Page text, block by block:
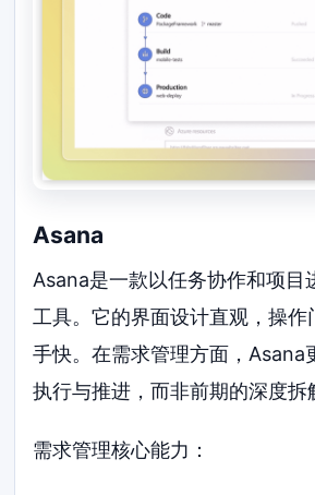
Asana
Asana是一款以任务协作和项目
工具。它的界面设计直观，操作
手快。在需求管理方面，Asana
执行与推进，而非前期的深度拆
需求管理核心能力：